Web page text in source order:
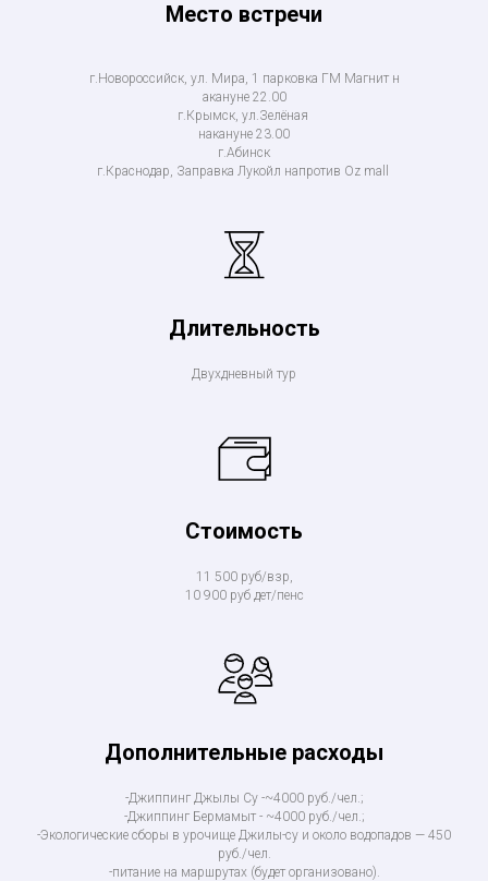
Место встречи
г.Новороссийск, ул. Мира, 1 парковка ГМ Магнит н
акануне 22.00
г.Крымск, ул.Зелёная
накануне 23.00
г.Абинск
г.Краснодар, Заправка Лукойл напротив Oz mall
Длительность
Двухдневный тур
Стоимость
11 500 руб/взр,
10 900 руб дет/пенс
Дополнительные расходы
-Джиппинг Джылы Су -~4000 руб./чел.;
-Джиппинг Бермамыт - ~4000 руб./чел.;
-Экологические сборы в урочище Джилы-су и около водопадов — 450
руб./чел.
-питание на маршрутах (будет организовано).